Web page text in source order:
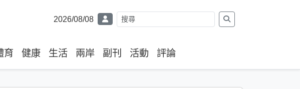
2026/08/08
育 健康 生活 兩岸 副刊 活動 評論